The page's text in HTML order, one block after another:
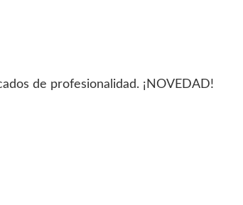
de profesionalidad. ¡NOVEDAD!